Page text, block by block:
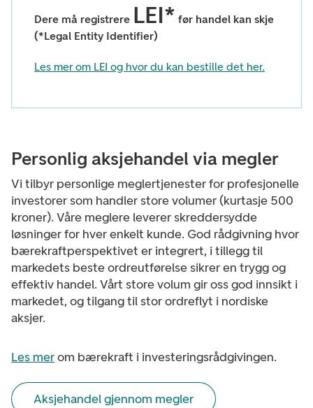
Dere må registrere LEI* før handel kan skje
(*Legal Entity Identifier)
Les mer om LEI og hvor du kan bestille det her.
Personlig aksjehandel via megler
Vi tilbyr personlige meglertjenester for profesjonelle
investorer som handler store volumer (kurtasje 500
kroner). Våre meglere leverer skreddersydde
løsninger for hver enkelt kunde. God rådgivning hvor
bærekraftperspektivet er integrert, i tillegg til
markedets beste ordreutførelse sikrer en trygg og
effektiv handel. Vårt store volum gir oss god innsikt i
markedet, og tilgang til stor ordreflyt i nordiske
aksjer.
Les merom bærekraft i investeringsrådgivingen.
Aksjehandel gjennom megler